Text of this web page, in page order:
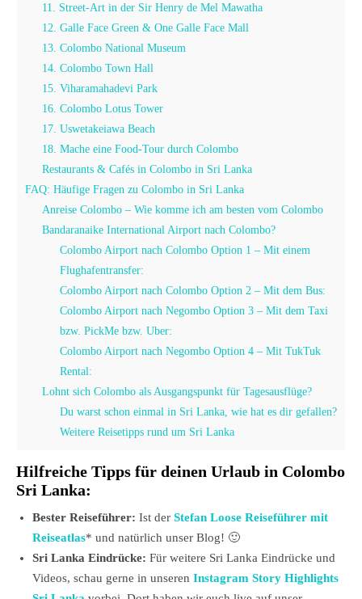
11. Street-Art in der Sir Henry de Mel Mawatha
12. Galle Face Green & One Galle Face Mall
13. Colombo National Museum
14. Colombo Town Hall
15. Viharamahadevi Park
16. Colombo Lotus Tower
17. Uswetakeiawa Beach
18. Mache eine Food-Tour durch Colombo
Restaurants & Cafés in Colombo in Sri Lanka
FAQ: Häufige Fragen zu Colombo in Sri Lanka
Anreise Colombo – Wie komme ich am besten vom Colombo
Bandaranaike International Airport nach Colombo?
Colombo Airport nach Colombo Option 1 – Mit einem
Flughafentransfer:
Colombo Airport nach Colombo Option 2 – Mit dem Bus:
Colombo Airport nach Negombo Option 3 – Mit dem Taxi
bzw. PickMe bzw. Uber:
Colombo Airport nach Negombo Option 4 – Mit TukTuk
Rental:
Lohnt sich Colombo als Ausgangspunkt für Tagesausflüge?
Du warst schon einmal in Sri Lanka, wie hat es dir gefallen?
Weitere Reisetipps rund um Sri Lanka
Hilfreiche Tipps für deinen Urlaub in Colombo
Sri Lanka:
Bester Reiseführer: Ist der Stefan Loose Reiseführer mit
Reiseatlas* und natürlich unser Blog! 🙂
Sri Lanka Eindrücke: Für weitere Sri Lanka Eindrücke und
Videos, schau gerne in unseren Instagram Story Highlights